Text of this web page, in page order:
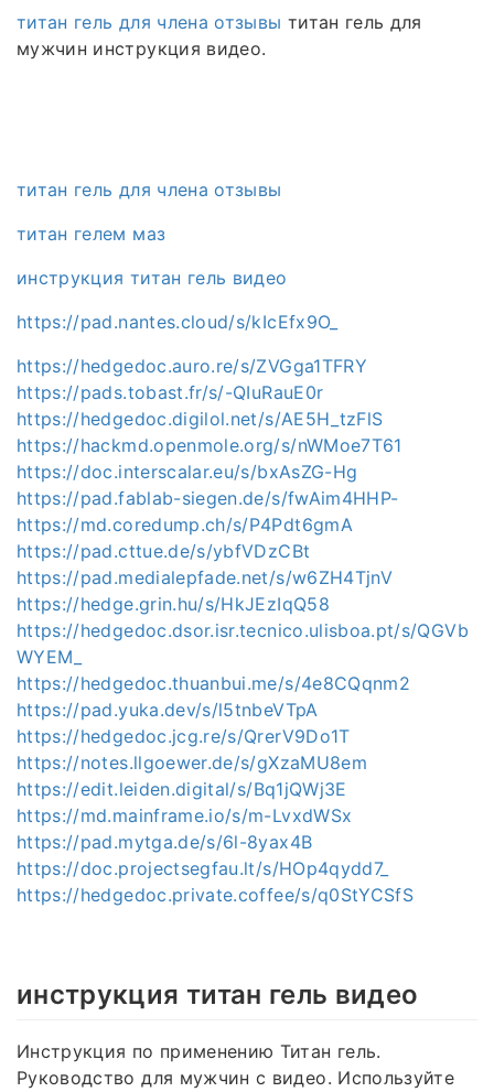
титан гель для члена отзывы титан гель для
мужчин инструкция видео.
титан гель для члена отзывы
титан гелем маз
инструкция титан гель видео
https://pad.nantes.cloud/s/kIcEfx9O_
https://hedgedoc.auro.re/s/ZVGga1TFRY
https://pads.tobast.fr/s/-QIuRauE0r
https://hedgedoc.digilol.net/s/AE5H_tzFlS
https://hackmd.openmole.org/s/nWMoe7T61
https://doc.interscalar.eu/s/bxAsZG-Hg
https://pad.fablab-siegen.de/s/fwAim4HHP-
https://md.coredump.ch/s/P4Pdt6gmA
https://pad.cttue.de/s/ybfVDzCBt
https://pad.medialepfade.net/s/w6ZH4TjnV
https://hedge.grin.hu/s/HkJEzIqQ58
https://hedgedoc.dsor.isr.tecnico.ulisboa.pt/s/QGVb
WYEM_
https://hedgedoc.thuanbui.me/s/4e8CQqnm2
https://pad.yuka.dev/s/l5tnbeVTpA
https://hedgedoc.jcg.re/s/QrerV9Do1T
https://notes.llgoewer.de/s/gXzaMU8em
https://edit.leiden.digital/s/Bq1jQWj3E
https://md.mainframe.io/s/m-LvxdWSx
https://pad.mytga.de/s/6l-8yax4B
https://doc.projectsegfau.lt/s/HOp4qydd7_
https://hedgedoc.private.coffee/s/q0StYCSfS
инструкция титан гель видео
Инструкция по применению Титан гель.
Руководство для мужчин с видео. Используйте